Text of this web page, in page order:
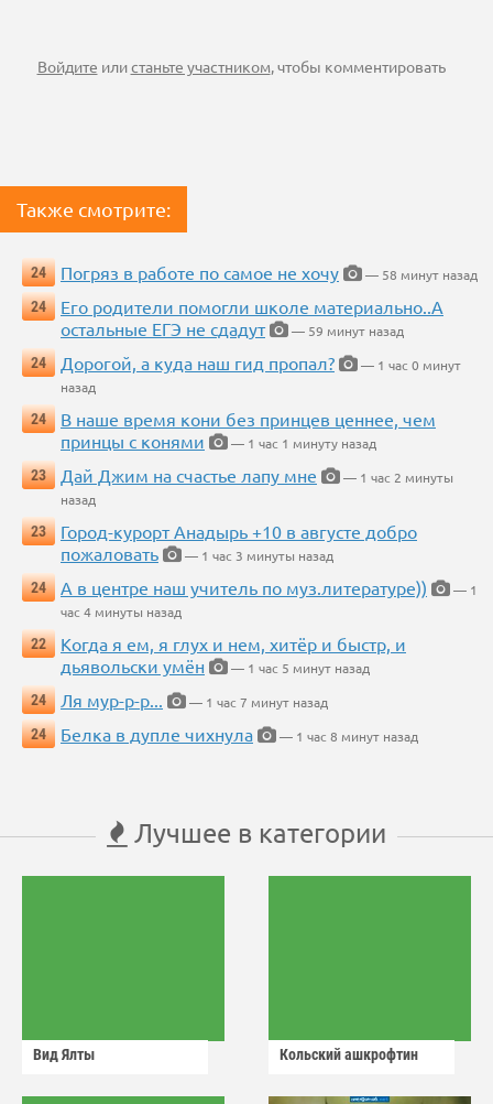
Войдите илистаньте участником, чтобы комментировать
Также смотрите:
24 Погряз в работе по самое не хочу
— 58 минут назад
24
Его родители помогли школе материально..А
остальные ЕГЭ не сдадут
— 59 минут назад
24
Дорогой, а куда наш гид пропал?
— 1 час 0 минут
назад
24
В наше время кони без принцев ценнее, чем
принцы с конями
— 1 час 1 минуту назад
23
Дай Джим на счастье лапу мне
— 1 час 2 минуты
назад
23
Город-курорт Анадырь +10 в августе добро
пожаловать
— 1 час 3 минуты назад
24
А в центре наш учитель по муз.литературе))
— 1
час 4 минуты назад
22
Когда я ем, я глух и нем, хитёр и быстр, и
дьявольски умён
— 1 час 5 минут назад
24
Ля мур-р-р...
— 1 час 7 минут назад
24
Белка в дупле чихнула — 1 час 8 минут назад
Лучшее в категории
Вид Ялты Кольский ашкрофтин